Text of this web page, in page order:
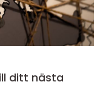
ditt nästa